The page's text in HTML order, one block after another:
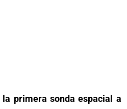
la primera sonda espacial a